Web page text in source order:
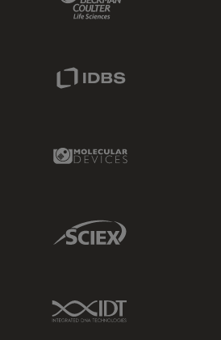
Molecular Devices Link
Sciex Link
IDT Link